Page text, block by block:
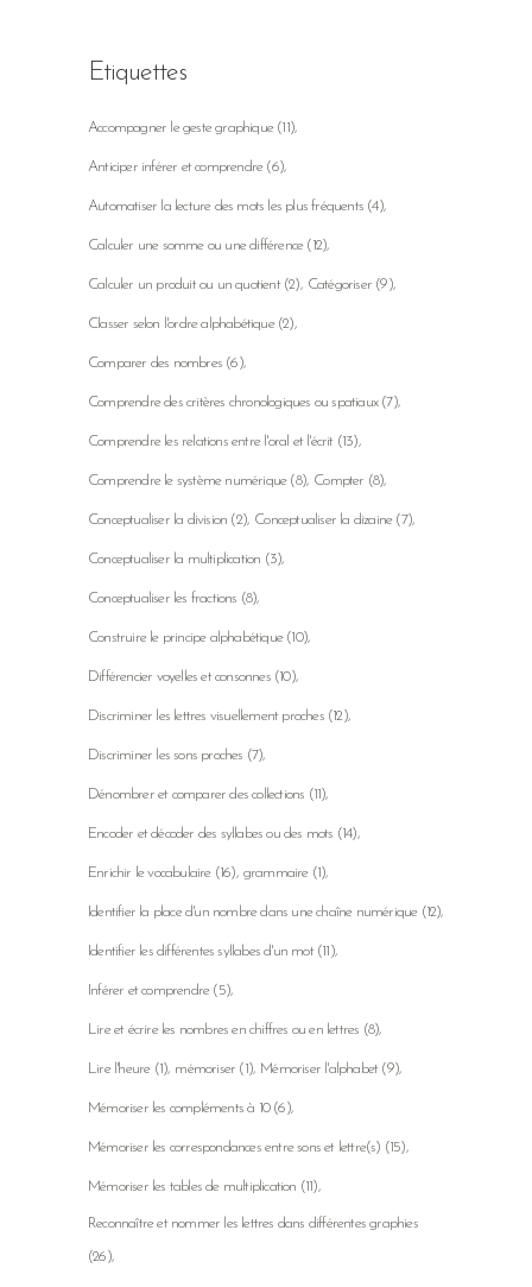
Etiquettes
Accompagner le geste graphique(11)
Anticiper inférer et comprendre(6)
Automatiser la lecture des mots les plus fréquents (4)
Calculer une somme ou une différence(12)
Calculer un produit ou un quotient(2) Catégoriser (9)
Classer selon l'ordre alphabétique(2)
Comparer des nombres (6)
Comprendre des critères chronologiques ou spatiaux(7)
Comprendre les relations entre l'oral et l'écrit(13)
Comprendre le système numérique(8) Compter (8)
Conceptualiser la division (2) Conceptualiser la dizaine(7)
Conceptualiser la multiplication (3)
Conceptualiser les fractions (8)
Construire le principe alphabétique(10)
Différencier voyelles et consonnes(10)
Discriminer les lettres visuellement proches(12)
Discriminer les sons proches (7)
Dénombrer et comparer des collections (11)
Encoder et décoder des syllabes ou des mots (14)
Enrichir le vocabulaire(16) grammaire(1)
Identifier la place d'un nombre dans une chaîne numérique(12)
Identifier les différentes syllabes d'un mot(11)
Inférer et comprendre(5)
Lire et écrire les nombres en chiffres ou en lettres (8)
Lire l'heure(1) mémoriser (1) Mémoriser l'alphabet(9)
Mémoriser les compléments à 10(6)
Mémoriser les correspondances entre sons et lettre(s) (15)
Mémoriser les tables de multiplication (11)
Reconnaître et nommer les lettres dans différentes graphies
(26)